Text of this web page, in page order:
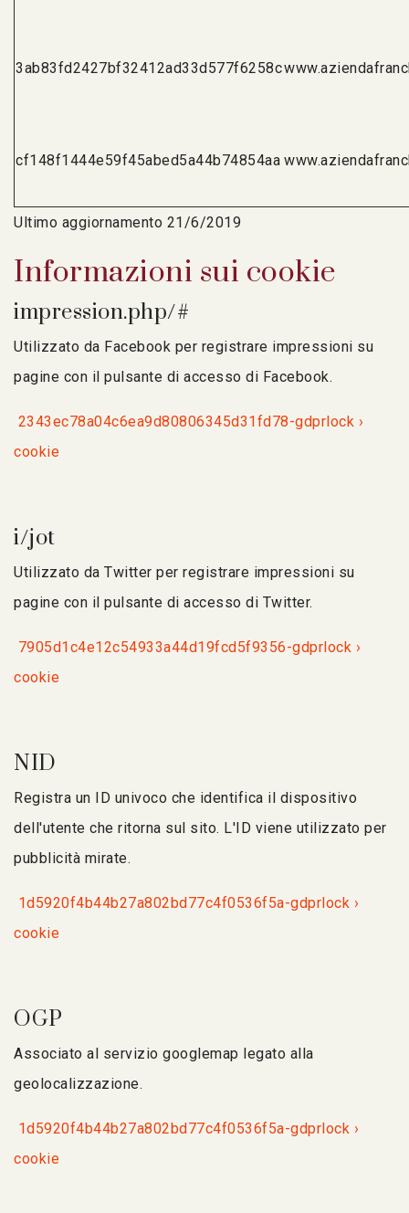
3ab83fd2427bf32412ad33d577f6258c
cf148f1444e59f45abed5a44b74854aa
Ultimo aggiornamento 21/6/2019
Informazioni sui cookie
impression.php/#
Utilizzato da Facebook per registrare impressioni su
pagine con il pulsante di accesso di Facebook.
2343ec78a04c6ea9d80806345d31fd78-gdprlock ›
cookie
i/jot
Utilizzato da Twitter per registrare impressioni su
pagine con il pulsante di accesso di Twitter.
7905d1c4e12c54933a44d19fcd5f9356-gdprlock ›
cookie
NID
Registra un ID univoco che identifica il dispositivo
dell'utente che ritorna sul sito. L'ID viene utilizzato per
pubblicità mirate.
1d5920f4b44b27a802bd77c4f0536f5a-gdprlock ›
cookie
OGP
Associato al servizio googlemap legato alla
geolocalizzazione.
1d5920f4b44b27a802bd77c4f0536f5a-gdprlock ›
cookie